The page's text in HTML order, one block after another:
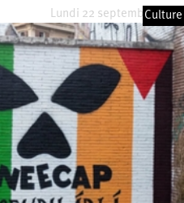
Lundi 22 septembre 2025
Culture